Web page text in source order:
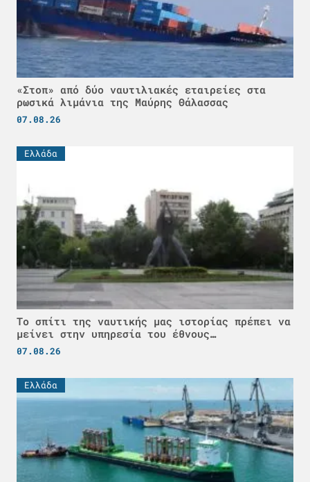
«Στοπ» από δύο ναυτιλιακές εταιρείες στα
ρωσικά λιμάνια της Μαύρης Θάλασσας
07.08.26
Ελλάδα
Το σπίτι της ναυτικής μας ιστορίας πρέπει να
μείνει στην υπηρεσία του έθνους…
07.08.26
Ελλάδα